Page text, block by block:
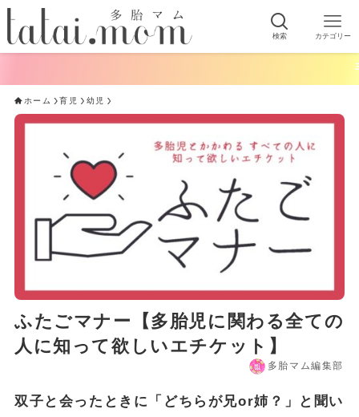
検索 カテゴリー
手軽にで
ホーム 育児 幼児
ふたごマナー【多胎児に関わる全ての
人に知って欲しいエチケット】
多胎マム編集部
双子と会ったときに「どちらが兄or姉？」と聞い